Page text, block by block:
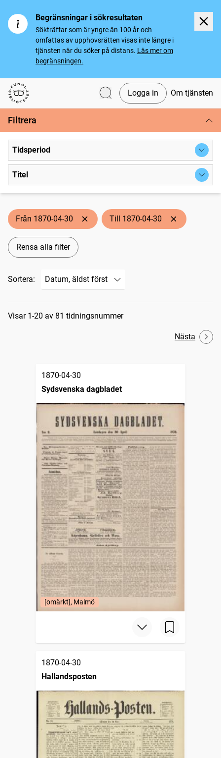
Begränsningar i sökresultaten
Sökträffar som är yngre än 100 år och
omfattas av upphovsrätten visas inte längre i
tjänsten när du söker på distans. Läs mer om
begränsningen.
Svenska tidningar
Logga in Om tjänsten
Filtrera
Tidsperiod
Titel
Från 1870-04-30 Till 1870-04-30
Rensa alla filter
Sortera:
Sökresultat
Visar 1-20 av 81 tidningsnummer
Nästa
1870-04-30
Sydsvenska dagbladet
[omärkt], Malmö
1870-04-30
Hallandsposten